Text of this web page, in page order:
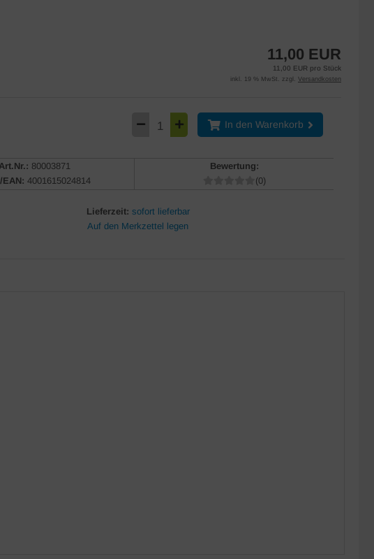
11,00 EUR
11,00 EUR pro Stück
inkl. 19 % MwSt. zzgl. Versandkosten
In den Warenkorb
80003871
EAN: 4001615024814
Bewertung:
(0)
Lieferzeit: sofort lieferbar